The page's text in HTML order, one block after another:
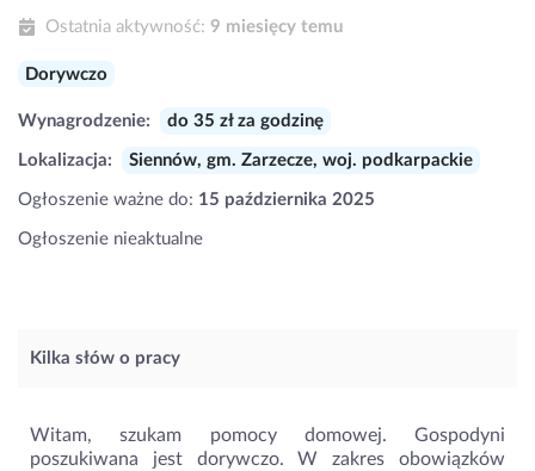
Ostatnia aktywność: 9 miesięcy temu
Dorywczo
Wynagrodzenie: do 35 zł za godzinę
Lokalizacja: Siennów, gm. Zarzecze, woj. podkarpackie
Ogłoszenie ważne do: 15 października 2025
Ogłoszenie nieaktualne
Kilka słów o pracy
Witam, szukam pomocy domowej. Gospodyni
poszukiwana jest dorywczo. W zakres obowiązków